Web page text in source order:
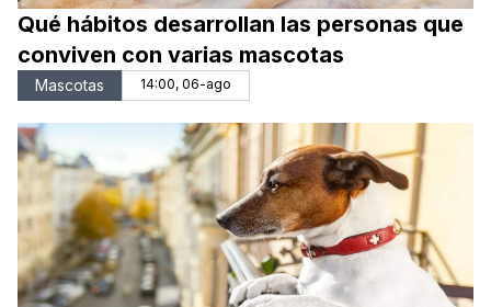
Qué hábitos desarrollan las personas que
conviven con varias mascotas
Mascotas 14:00, 06-ago